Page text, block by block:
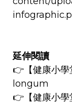
延伸閱讀
👉【健康小學
longum
👉【健康小學